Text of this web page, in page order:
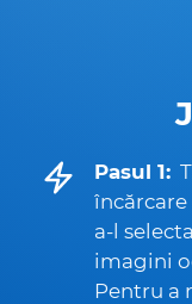
Pasul 1:
a-l
imagini
Pentru a